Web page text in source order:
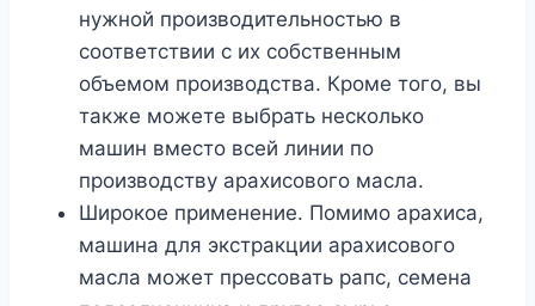
нужной производительностью в
соответствии с их собственным
объемом производства. Кроме того, вы
также можете выбрать несколько
машин вместо всей линии по
производству арахисового масла.
Широкое применение. Помимо арахиса,
машина для экстракции арахисового
масла может прессовать рапс, семена